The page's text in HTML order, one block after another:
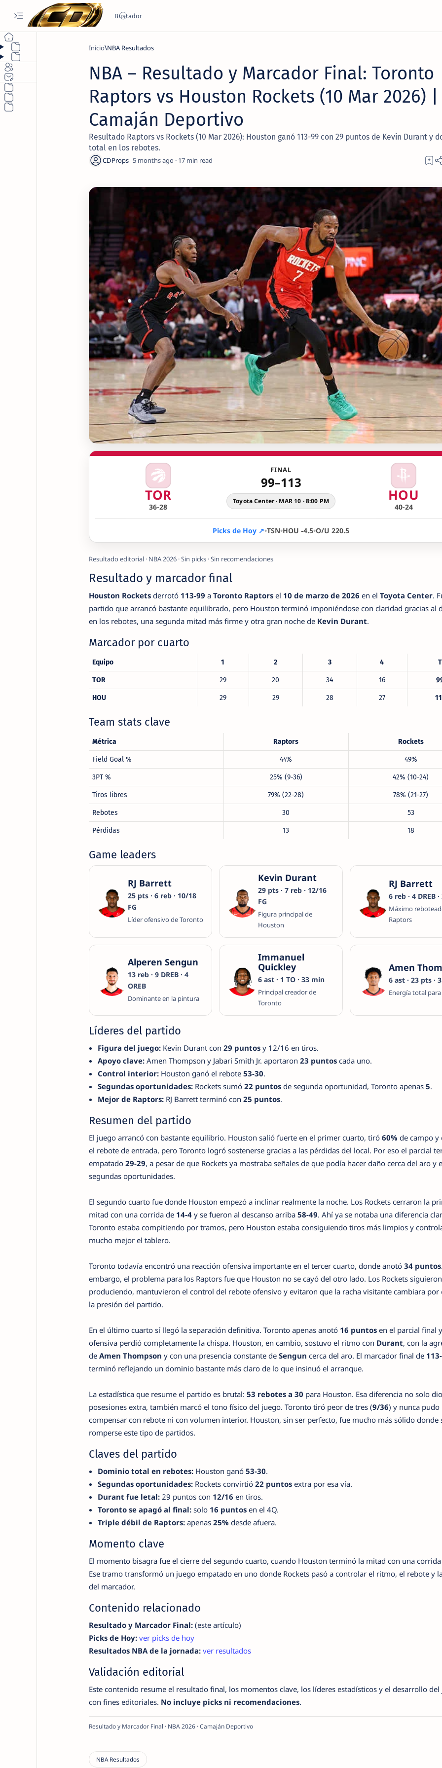
Inicio NBA Resultados
NBA – Resultado y Marcador Final: Toronto
Raptors vs Houston Rockets (10 Mar 2026) |
Camaján Deportivo
Resultado Raptors vs Rockets (10 Mar 2026): Houston ganó 113-99 con 29 puntos de Kevin Durant y
total en los rebotes.
5 months ago 17
TOR
36-28
FINAL
99–113
Toyota Center · MAR 10 · 8:00 PM HOU
40-24
Picks de Hoy ↗•TSN•HOU -4.5•O/U 220.5
Resultado editorial · NBA 2026 · Sin picks · Sin recomendaciones
Resultado y marcador final
Houston Rocketsderrotó 113-99 a Toronto Raptorsel 10 de marzo de 2026 en el Toyota Center.
partido que arrancó bastante equilibrado, pero Houston terminó imponiéndose con claridad gracias al
en los rebotes, una segunda mitad más firme y otra gran noche de Kevin Durant.
Marcador por cuarto
Equipo 1 2 3 4 T
TOR 29 20 34 16
HOU 29 29 28 27
Team stats clave
Métrica Raptors Rockets
Field Goal % 44% 49%
3PT % 25% (9-36) 42% (10-24)
Tiros libres 79% (22-28) 78% (21-27)
Rebotes 30 53
Pérdidas 13 18
Game leaders
RJ Barrett
25 pts · 6 reb · 10/18
FG
Líder ofensivo de Toronto
Kevin Durant
29 pts · 7 reb · 12/16
FG
Figura principal de
Houston
RJ Barrett
6 reb · 4 DREB ·
Máximo
Raptors
Alperen Sengun
13 reb · 9 DREB · 4
OREB
Dominante en la pintura
Immanuel
Quickley
6 ast · 1 TO · 33 min
Principal creador de
Toronto
Amen
6 ast · 23 pts ·
Energía total
Líderes del partido
Figura del juego:Kevin Durant con 29 puntosy 12/16 en tiros.
Apoyo clave:Amen Thompson y Jabari Smith Jr. aportaron 23 puntoscada uno.
Control interior:Houston ganó el rebote 53-30.
Segundas oportunidades:Rockets sumó 22 puntosde segunda oportunidad, Toronto apenas 5.
Mejor de Raptors:RJ Barrett terminó con 25 puntos.
Resumen del partido
El juego arrancó con bastante equilibrio. Houston salió fuerte en el primer cuarto, tiró 60% de campo y
el rebote de entrada, pero Toronto logró sostenerse gracias a las pérdidas del local. Por eso el parcial
empatado 29-29, a pesar de que Rockets ya mostraba señales de que podía hacer daño cerca del aro y
segundas oportunidades.
El segundo cuarto fue donde Houston empezó a inclinar realmente la noche. Los Rockets cerraron la
mitad con una corrida de 14-4y se fueron al descanso arriba 58-49. Ahí ya se notaba una diferencia
Toronto estaba compitiendo por tramos, pero Houston estaba consiguiendo tiros más limpios y
mucho mejor el tablero.
Toronto todavía encontró una reacción ofensiva importante en el tercer cuarto, donde anotó 34 puntos
embargo, el problema para los Raptors fue que Houston no se cayó del otro lado. Los Rockets siguieron
produciendo, mantuvieron el control del rebote ofensivo y evitaron que la racha visitante cambiara por
la presión del partido.
En el último cuarto sí llegó la separación definitiva. Toronto apenas anotó 16 puntosen el parcial final
ofensiva perdió completamente la chispa. Houston, en cambio, sostuvo el ritmo con Durant, con la
de Amen Thompson y con una presencia constante de Sengun cerca del aro. El marcador final de
terminó reflejando un dominio bastante más claro de lo que insinuó el arranque.
La estadística que resume el partido es brutal: 53 rebotes a 30 para Houston. Esa diferencia no solo dio
posesiones extra, también marcó el tono físico del juego. Toronto tiró peor de tres (9/36) y nunca pudo
compensar con rebote ni con volumen interior. Houston, sin ser perfecto, fue mucho más sólido donde
romperse este tipo de partidos.
Claves del partido
Dominio total en rebotes:Houston ganó 53-30.
Segundas oportunidades:Rockets convirtió 22 puntosextra por esa vía.
Durant fue letal:29 puntos con 12/16 en tiros.
Toronto se apagó al final:solo 16 puntosen el 4Q.
Triple débil de Raptors:apenas 25% desde afuera.
Momento clave
El momento bisagra fue el cierre del segundo cuarto, cuando Houston terminó la mitad con una
Ese tramo transformó un juego empatado en uno donde Rockets pasó a controlar el ritmo, el rebote y
del marcador.
Contenido relacionado
Resultado y Marcador Final:(este artículo)
Picks de Hoy: ver picks de hoy
Resultados NBA de la jornada: ver resultados
Validación editorial
Este contenido resume el resultado final, los momentos clave, los líderes estadísticos y el desarrollo del
con fines editoriales. No incluye picks ni recomendaciones.
Resultado y Marcador Final · NBA 2026 · Camaján Deportivo